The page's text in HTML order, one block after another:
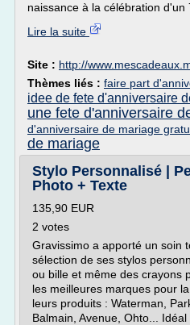
naissance à la célébration d'un
Lire la suite
Site : http://
Thèmes liés : faire part
idee de fete d'anniversaire
une fete d'anniversaire
d'anniversaire de mariage
de mariage
Stylo Personnalisé |
Photo + Texte
135,90 EUR
2 votes
Gravissimo a apporté un soin
sélection de ses stylos
ou bille et même des crayons
les meilleures marques pour
leurs produits : Waterman,
Balmain, Avenue, Ohto...